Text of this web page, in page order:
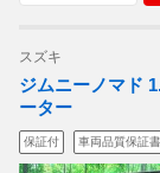
スズキ
ジムニーノマド
ーター
保証付 車両品質保証